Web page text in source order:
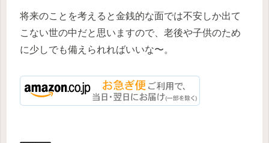
将来のことを考えると金銭的な面では不安しか出て
こない世の中だと思いますので、老後や子供のため
に少しでも備えられればいいな〜。